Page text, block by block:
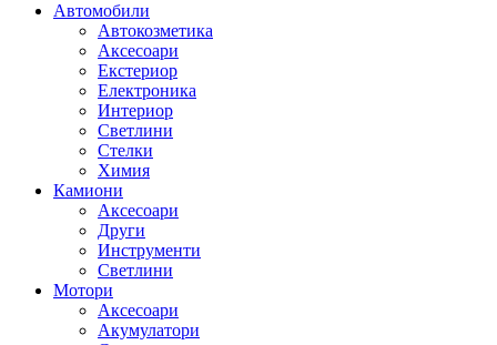
Автомобили
Автокозметика
Аксесоари
Екстериор
Електроника
Интериор
Светлини
Стелки
Химия
Камиони
Аксесоари
Други
Инструменти
Светлини
Мотори
Аксесоари
Акумулатори